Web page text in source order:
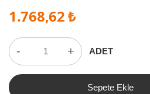
1.768,62 ₺
- + ADET
Sepete Ekle